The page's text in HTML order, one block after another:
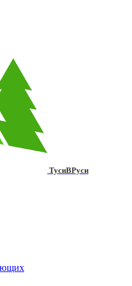
ТусиВРуси